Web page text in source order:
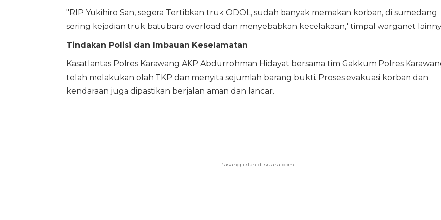
"RIP Yukihiro San, segera Tertibkan truk ODOL, sudah banyak memakan korban, di sumedang
sering kejadian truk batubara overload dan menyebabkan kecelakaan," timpal warganet
Tindakan Polisi dan Imbauan Keselamatan
Kasatlantas Polres Karawang AKP Abdurrohman Hidayat bersama tim Gakkum Polres
telah melakukan olah TKP dan menyita sejumlah barang bukti. Proses evakuasi korban dan
kendaraan juga dipastikan berjalan aman dan lancar.